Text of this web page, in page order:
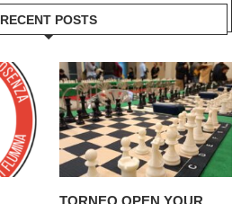
RECENT POSTS
TORNEO OPEN YOUR